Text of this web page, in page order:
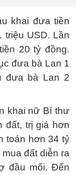
khai đưa tiền
triệu USD. Lần
20 tỷ đồng.
đưa bà Lan 1
đưa bà Lan 2
khai nữ Bí thư
đất, trị giá hơn
toán hơn 34 tỷ
đất diễn ra
đầu mối. Đến